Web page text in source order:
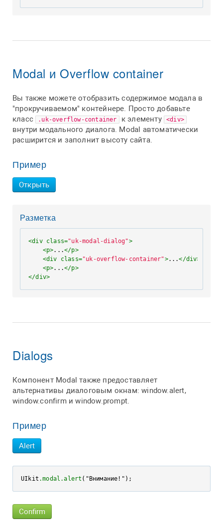
Modal и Overflow container
Вы также можете отобразить содержимое модала в
"прокручиваемом" контейнере. Просто добавьте
класс
.uk-overflow-container к элементу <div>
внутри модального диалога. Modal автоматически
расширится и заполнит высоту сайта.
Пример
Открыть
Разметка
<div class="uk-modal-dialog">
<p>...</p>
<div class="uk-overflow-container">...</div>
<p>...</p>
</div>
Dialogs
Компонент Modal также предоставляет
альтернативы диалоговым окнам: window.alert,
window.confirm и window.prompt.
Пример
Alert
UIkit .modal .alert ("Внимание!");
Confirm